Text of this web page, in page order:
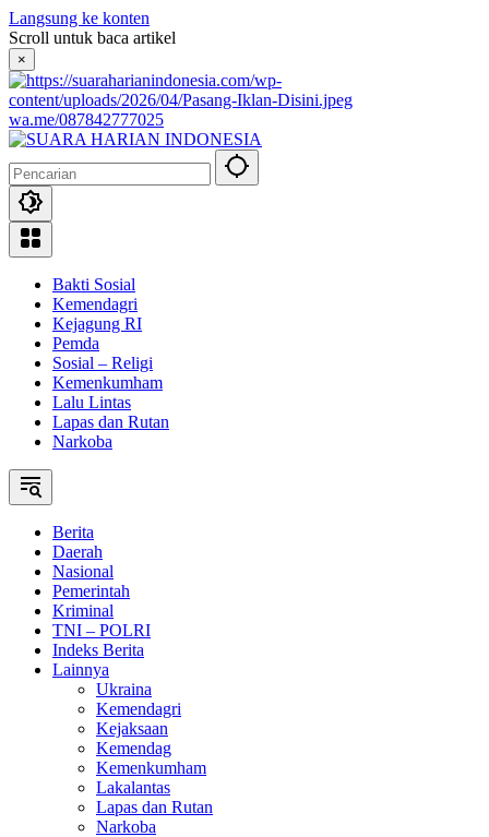
Langsung ke konten
Scroll untuk baca artikel
×
wa.me/087842777025
Bakti Sosial
Kemendagri
Kejagung RI
Pemda
Sosial – Religi
Kemenkumham
Lalu Lintas
Lapas dan Rutan
Narkoba
Berita
Daerah
Nasional
Pemerintah
Kriminal
TNI – POLRI
Indeks Berita
Lainnya
Ukraina
Kemendagri
Kejaksaan
Kemendag
Kemenkumham
Lakalantas
Lapas dan Rutan
Narkoba